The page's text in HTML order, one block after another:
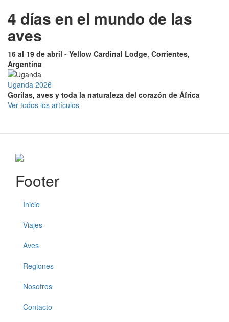
4 días en el mundo de las
aves
16 al 19 de abril - Yellow Cardinal Lodge, Corrientes,
Argentina
Uganda 2026
Gorilas, aves y toda la naturaleza del corazón de África
Ver todos los artículos
Footer
Inicio
Viajes
Aves
Regiones
Nosotros
Contacto